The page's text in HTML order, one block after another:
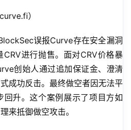
）
误报Curve存在安全漏洞
进行抛售。面对CRV价格暴
创始人通过追加保证金、澄清
成功反击。最终做空者因无法平
回升。这个案例展示了项目方如
来抵御做空攻击。